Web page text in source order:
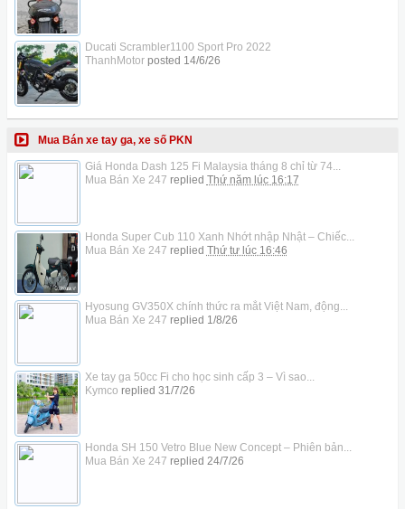
Ducati Scrambler1100 Sport Pro 2022
ThanhMotorposted 14/6/26
Mua Bán xe tay ga, xe số PKN
Giá Honda Dash 125 Fi Malaysia tháng 8 chỉ từ 74...
Mua Bán Xe 247 replied Thứ năm lúc 16:17
Honda Super Cub 110 Xanh Nhớt nhập Nhật – Chiếc...
Mua Bán Xe 247 replied Thứ tư lúc 16:46
Hyosung GV350X chính thức ra mắt Việt Nam, động...
Mua Bán Xe 247 replied 1/8/26
Xe tay ga 50cc Fi cho học sinh cấp 3 – Vì sao...
Kymco replied 31/7/26
Honda SH 150 Vetro Blue New Concept – Phiên bản...
Mua Bán Xe 247 replied 24/7/26